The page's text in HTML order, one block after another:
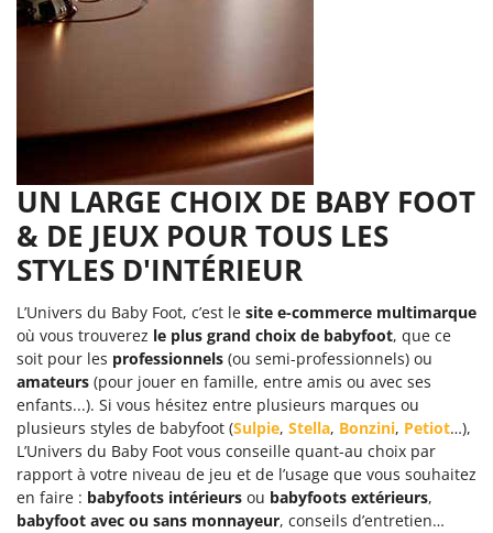
UN LARGE CHOIX DE BABY FOOT
& DE JEUX POUR TOUS LES
STYLES D'INTÉRIEUR
L’Univers du Baby Foot, c’est le site e-commerce multimarque
où vous trouverez le plus grand choix de babyfoot, que ce
soit pour les professionnels (ou semi-professionnels) ou
amateurs (pour jouer en famille, entre amis ou avec ses
enfants...). Si vous hésitez entre plusieurs marques ou
plusieurs styles de babyfoot (Sulpie, Stella, Bonzini, Petiot…),
L’Univers du Baby Foot vous conseille quant-au choix par
rapport à votre niveau de jeu et de l’usage que vous souhaitez
en faire : babyfoots intérieurs ou babyfoots extérieurs,
babyfoot avec ou sans monnayeur, conseils d’entretien…